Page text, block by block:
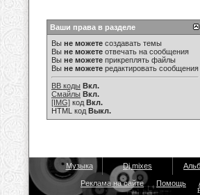
Ваши права в разделе
Вы не можете создавать темы
Вы не можете отвечать на сообщения
Вы не можете прикреплять файлы
Вы не можете редактировать сообщения
BB коды Вкл.
Смайлы Вкл.
[IMG] код Вкл.
HTML код Выкл.
Музыка Dj mixes
Реклама на сайте Помощь